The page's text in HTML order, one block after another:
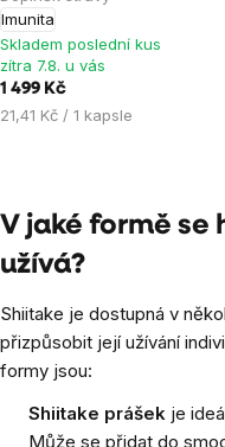
Imunita
Skladem poslední kus
zítra 7.8. u vás
1 499 Kč
Měrná
21,41 Kč / 1 kapsle
V jaké formě se
užívá?
Shiitake je dostupná v
přizpůsobit její užívání
formy jsou:
Shiitake prášek je
Může se přidat do